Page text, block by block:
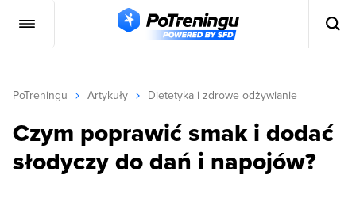
PoTreningu Artykuły Dietetyka i zdrowe odżywianie
Czym poprawić smak i dodać
słodyczy do dań i napojów?